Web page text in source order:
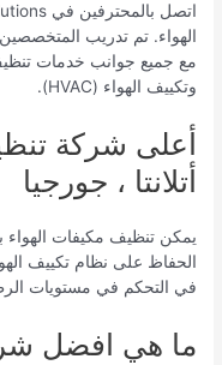
الهواء. تم تدريب
مع جميع جوانب خدمات
وتكييف الهواء (HVAC).
أعلى شركة
أتلانتا ، جورجيا
يمكن تنظيف مكيفات الهواء
الحفاظ على نظام تكييف
في التحكم في مستويات
ما هي افضل